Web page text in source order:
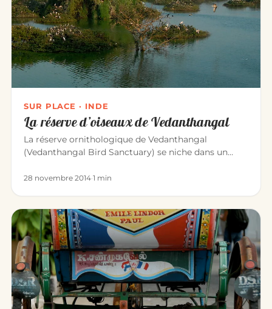
SUR PLACE · INDE
La réserve d’oiseaux de Vedanthangal
La réserve ornithologique de Vedanthangal
(Vedanthangal Bird Sanctuary) se niche dans un
28 novembre 2014·1 min